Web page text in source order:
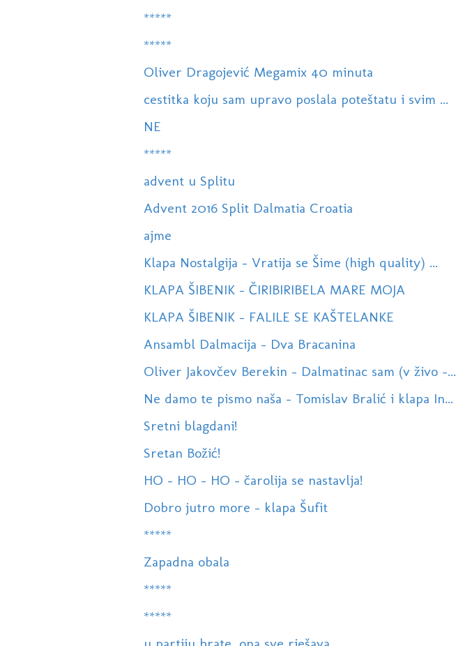
*****
*****
Oliver Dragojević Megamix 40 minuta
cestitka koju sam upravo poslala poteštatu i svim ...
NE
*****
advent u Splitu
Advent 2016 Split Dalmatia Croatia
ajme
Klapa Nostalgija - Vratija se Šime (high quality) ...
KLAPA ŠIBENIK - ČIRIBIRIBELA MARE MOJA
KLAPA ŠIBENIK - FALILE SE KAŠTELANKE
Ansambl Dalmacija - Dva Bracanina
Oliver Jakovčev Berekin - Dalmatinac sam (v živo -...
Ne damo te pismo naša - Tomislav Bralić i klapa In...
Sretni blagdani!
Sretan Božić!
HO - HO - HO - čarolija se nastavlja!
Dobro jutro more - klapa Šufit
*****
Zapadna obala
*****
*****